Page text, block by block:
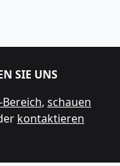
SIE UNS
Bereich, schauen
kontaktieren